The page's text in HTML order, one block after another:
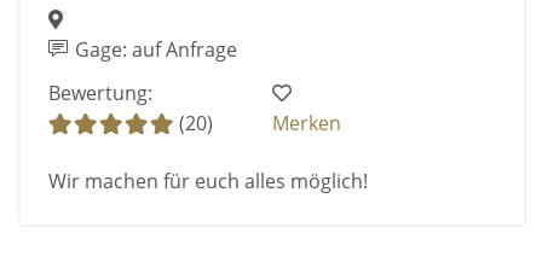
Gage: auf Anfrage
Bewertung:
(20)
Merken
Wir machen für euch alles möglich!